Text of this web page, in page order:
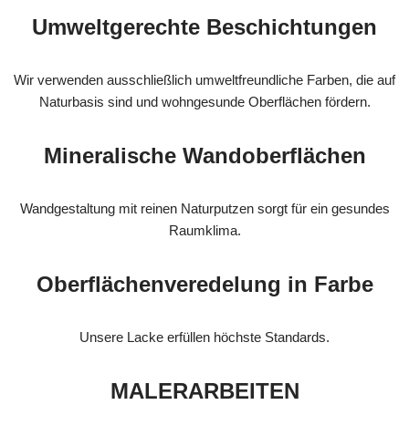
Umweltgerechte Beschichtungen
Wir verwenden ausschließlich umweltfreundliche Farben, die auf
Naturbasis sind und wohngesunde Oberflächen fördern.
Mineralische Wandoberflächen
Wandgestaltung mit reinen Naturputzen sorgt für ein gesundes
Raumklima.
Oberflächenveredelung in Farbe
Unsere Lacke erfüllen höchste Standards.
MALERARBEITEN